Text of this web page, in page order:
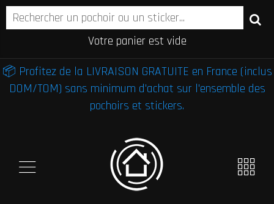
Votre panier est vide
📦 Profitez de la LIVRAISON GRATUITE en France (inclus
DOM/TOM) sans minimum d'achat sur l'ensemble des
pochoirs et stickers.